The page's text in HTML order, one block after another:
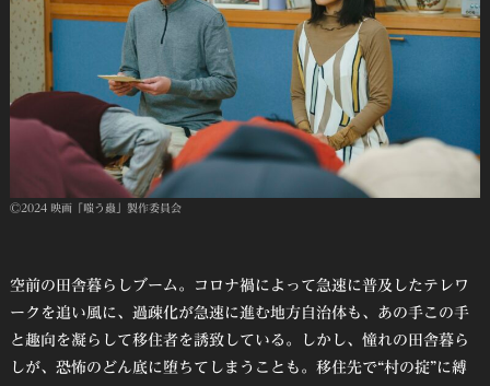
Ⓒ2024 映画「嗤う蟲」製作委員会
空前の田舎暮らしブーム。コロナ禍によって急速に普及したテレワ
ークを追い風に、過疎化が急速に進む地方自治体も、あの手この手
と趣向を凝らして移住者を誘致している。しかし、憧れの田舎暮ら
しが、恐怖のどん底に堕ちてしまうことも。移住先で“村の掟”に縛